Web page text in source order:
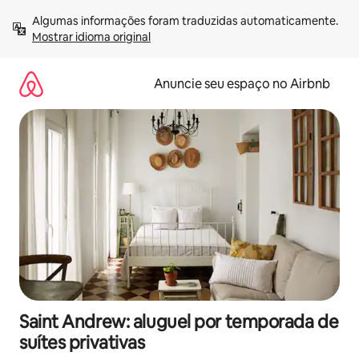
para
Mostrar idioma original
Anuncie seu espaço no Airbnb
Saint Andrew: aluguel por temporada de
suítes privativas